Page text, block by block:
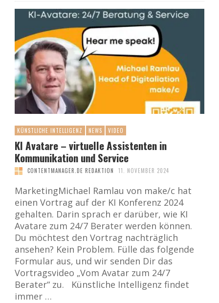
KÜNSTLICHE INTELLIGENZ NEWS VIDEO
KI Avatare – virtuelle Assistenten in
Kommunikation und Service
CONTENTMANAGER.DE REDAKTION 11. NOVEMBER 2024
MarketingMichael Ramlau von make/c hat
einen Vortrag auf der KI Konferenz 2024
gehalten. Darin sprach er darüber, wie KI
Avatare zum 24/7 Berater werden können.
Du möchtest den Vortrag nachträglich
ansehen? Kein Problem. Fülle das folgende
Formular aus, und wir senden Dir das
Vortragsvideo „Vom Avatar zum 24/7
Berater“ zu. Künstliche Intelligenz findet
immer …